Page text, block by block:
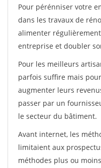
Pour pérénniser votre
dans les travaux de
alimenter
entreprise et doubler
Pour les meilleurs
parfois suffire mais
augmenter leurs
passer par un
le secteur du bâtiment.
Avant internet, les
limitaient aux
méthodes plus ou